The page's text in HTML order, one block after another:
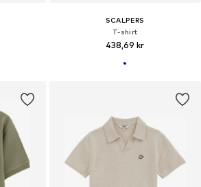
SCALPERS
T-shirt
438,69 kr